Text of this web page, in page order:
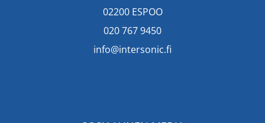
02200 ESPOO
020 767 9450
info@intersonic.fi